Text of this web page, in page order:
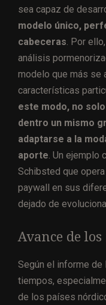
sea capaz de
modelo único,
cabeceras . Por
análisis
modelo que más se
características
este modo, no
dentro un mismo
adaptarse a la
aporte . Un
Schibsted que
paywall en sus
dejado de
Avance de
Según el informe de
tiempos,
de los países